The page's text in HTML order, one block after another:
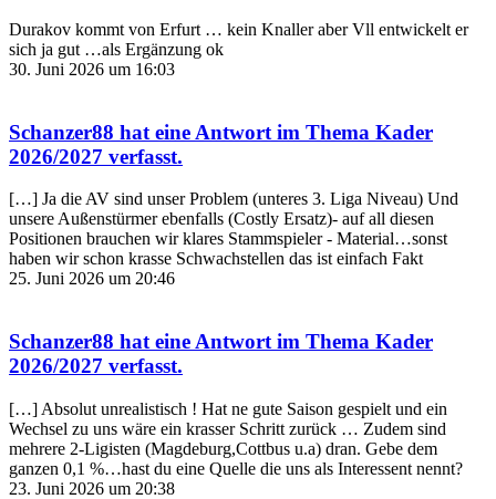
Durakov kommt von Erfurt … kein Knaller aber Vll entwickelt er
sich ja gut …als Ergänzung ok
30. Juni 2026 um 16:03
Schanzer88 hat eine Antwort im Thema Kader
2026/2027 verfasst.
[…] Ja die AV sind unser Problem (unteres 3. Liga Niveau) Und
unsere Außenstürmer ebenfalls (Costly Ersatz)- auf all diesen
Positionen brauchen wir klares Stammspieler - Material…sonst
haben wir schon krasse Schwachstellen das ist einfach Fakt
25. Juni 2026 um 20:46
Schanzer88 hat eine Antwort im Thema Kader
2026/2027 verfasst.
[…] Absolut unrealistisch ! Hat ne gute Saison gespielt und ein
Wechsel zu uns wäre ein krasser Schritt zurück … Zudem sind
mehrere 2-Ligisten (Magdeburg,Cottbus u.a) dran. Gebe dem
ganzen 0,1 %…hast du eine Quelle die uns als Interessent nennt?
23. Juni 2026 um 20:38